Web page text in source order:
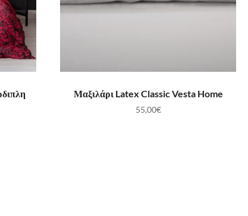
ΠΡΟΣΘΉΚΗ ΣΤΟ ΚΑΛΆΘΙ
Μαξιλάρι Latex Classic Vesta Home
55,00€